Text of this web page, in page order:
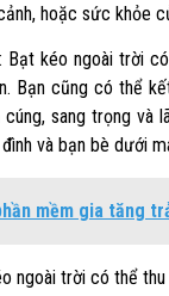
hoặc sức khỏe
Bạt kéo ngoài trời
Bạn cũng có thể
sang trọng
và bạn bè dưới
mềm gia tăng
ngoài trời có thể